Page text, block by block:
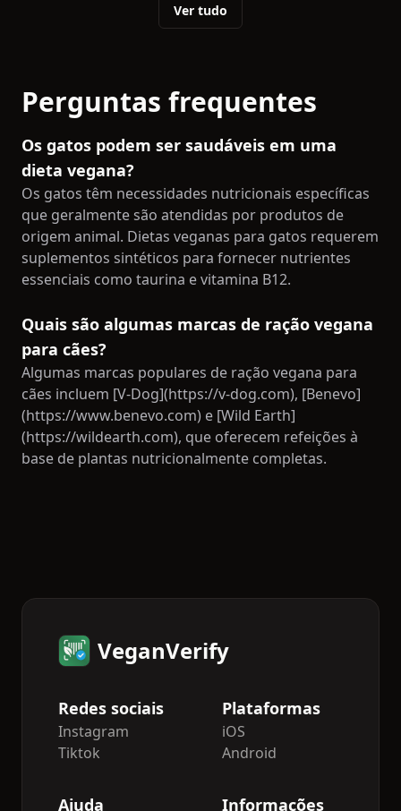
Ver tudo
Perguntas frequentes
Os gatos podem ser saudáveis em uma
dieta vegana?
Os gatos têm necessidades nutricionais específicas
que geralmente são atendidas por produtos de
origem animal. Dietas veganas para gatos requerem
suplementos sintéticos para fornecer nutrientes
essenciais como taurina e vitamina B12.
Quais são algumas marcas de ração vegana
para cães?
Algumas marcas populares de ração vegana para
cães incluem [V-Dog](https://v-dog.com), [Benevo]
(https://www.benevo.com) e [Wild Earth]
(https://wildearth.com), que oferecem refeições à
base de plantas nutricionalmente completas.
VeganVerify
Redes sociais
Instagram
Tiktok
Plataformas
iOS
Android
Ajuda Informações